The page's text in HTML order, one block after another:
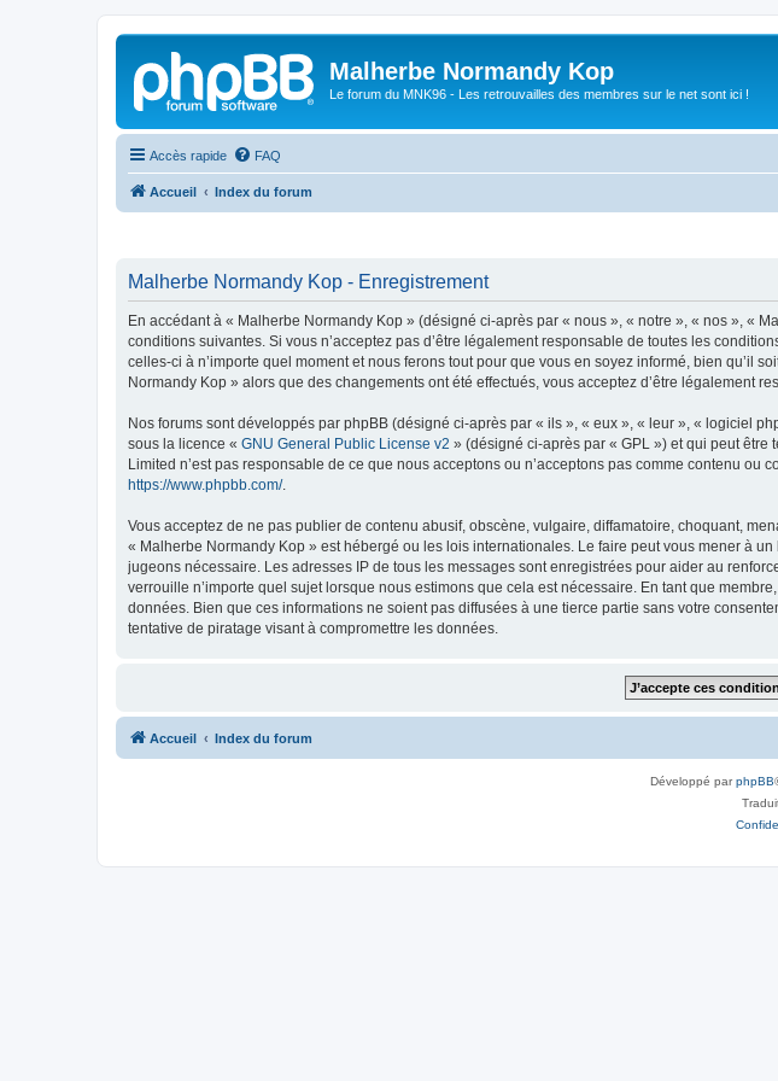
Malherbe Normandy Kop
Le forum du MNK96 - Les retrouvailles des membres sur le net sont ici !
Accès rapide FAQ
Accueil Index du forum
Malherbe Normandy Kop - Enregistrement
En accédant à « Malherbe Normandy Kop » (désigné ci-après par « nous », « notre », « nos », «
conditions suivantes. Si vous n’acceptez pas d’être légalement responsable de toutes les
celles-ci à n’importe quel moment et nous ferons tout pour que vous en soyez informé, bien qu’il
Normandy Kop » alors que des changements ont été effectués, vous acceptez d’être légalement
Nos forums sont développés par phpBB (désigné ci-après par « ils », « eux », « leur », « logiciel
sous la licence « GNU General Public License v2 » (désigné ci-après par « GPL ») et qui peut être
Limited n’est pas responsable de ce que nous acceptons ou n’acceptons pas comme contenu
https://www.phpbb.com/.
Vous acceptez de ne pas publier de contenu abusif, obscène, vulgaire, diffamatoire, choquant,
« Malherbe Normandy Kop » est hébergé ou les lois internationales. Le faire peut vous mener à
jugeons nécessaire. Les adresses IP de tous les messages sont enregistrées pour aider au
verrouille n’importe quel sujet lorsque nous estimons que cela est nécessaire. En tant que
données. Bien que ces informations ne soient pas diffusées à une tierce partie sans votre
tentative de piratage visant à compromettre les données.
Accueil Index du forum
Développé parphpBB